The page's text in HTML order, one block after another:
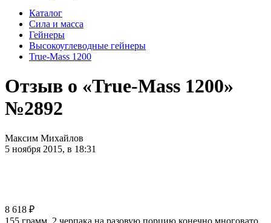
Каталог
Сила и масса
Гейнеры
Высокоуглеводные гейнеры
True-Mass 1200
Отзыв о «True-Mass 1200»
№2892
Максим Михайлов
5 ноября 2015, в 18:31
8 618 ₽
155 грамм. 2 черпака на разовую порцию конечно многовато,